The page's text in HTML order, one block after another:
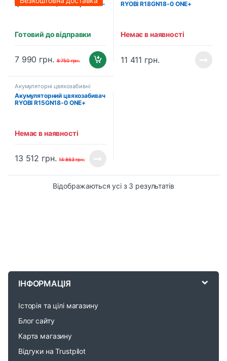
цвяхозабивач/степлер PROFI-
Готовий до відправки
7 990 грн. 8 750грн.
RYOBI R18GN18-0 ONE+
Немає в наявності
11 411 грн.
Акумуляторні цвяхозабивні
пістолети
Акумуляторний цвяхозабивач
RYOBI R15GN18-0 ONE+
Немає в наявності
13 512 грн. 14 863грн.
Відображаються усі з 3 результатів
ІНФОРМАЦІЯ
Історія та цілі магазину
Блог сайту
Карта магазину
Відгуки на Trustpilot